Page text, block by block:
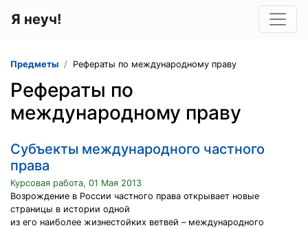
Я неуч!
Предметы Рефераты по международному праву
Рефераты по
международному праву
Cубъекты международного частного
права
Курсовая работа, 01 Мая 2013
Возрождение в России частного права открывает новые
страницы в истории одной
из его наиболее жизнестойких ветвей – международного